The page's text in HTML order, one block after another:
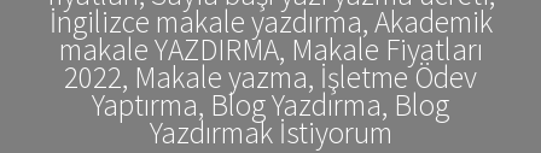
İngilizce makale yazdırma, Akademik
makale YAZDIRMA, Makale Fiyatları
2022, Makale yazma, İşletme Ödev
Yaptırma, Blog Yazdırma, Blog
Yazdırmak İstiyorum